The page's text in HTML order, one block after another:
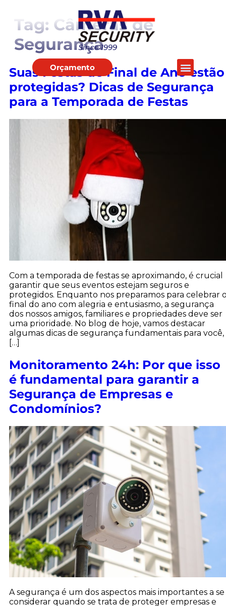
Orçamento
Tag: Câmeras de
Segurança
Suas Festas de Final de Ano estão
protegidas? Dicas de Segurança
para a Temporada de Festas
Com a temporada de festas se aproximando, é crucial
garantir que seus eventos estejam seguros e
protegidos. Enquanto nos preparamos para celebrar
final do ano com alegria e entusiasmo, a segurança
dos nossos amigos, familiares e propriedades deve ser
uma prioridade. No blog de hoje, vamos destacar
algumas dicas de segurança fundamentais para você,
[…]
Monitoramento 24h: Por que isso
é fundamental para garantir a
Segurança de Empresas e
Condomínios?
A segurança é um dos aspectos mais importantes a se
considerar quando se trata de proteger empresas e